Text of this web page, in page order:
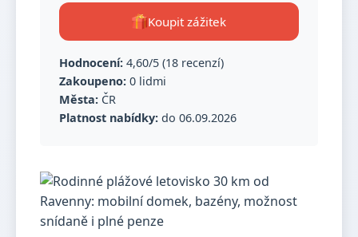
Koupit zážitek
Hodnocení: 4,60/5 (18 recenzí)
Zakoupeno: 0 lidmi
Města: ČR
Platnost nabídky: do 06.09.2026